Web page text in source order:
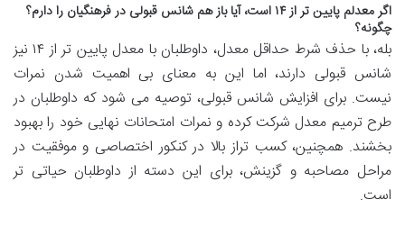
اگر معدلم پایین تر از ۱۴ است، آیا باز هم شانس قبولی در فرهنگیان را دارم؟
چگونه؟
بله، با حذف شرط حداقل معدل، داوطلبان با معدل پایین تر از ۱۴ نیز
شانس قبولی دارند، اما این به معنای بی اهمیت شدن نمرات
نیست. برای افزایش شانس قبولی، توصیه می شود که داوطلبان در
طرح ترمیم معدل شرکت کرده و نمرات امتحانات نهایی خود را بهبود
بخشند. همچنین، کسب تراز بالا در کنکور اختصاصی و موفقیت در
مراحل مصاحبه و گزینش، برای این دسته از داوطلبان حیاتی تر
است.